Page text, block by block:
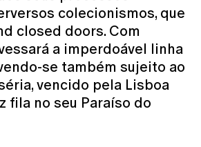
colecionismos, que
closed doors. Com
a imperdoável linha
se também sujeito ao
vencido pela Lisboa
fila no seu Paraíso do